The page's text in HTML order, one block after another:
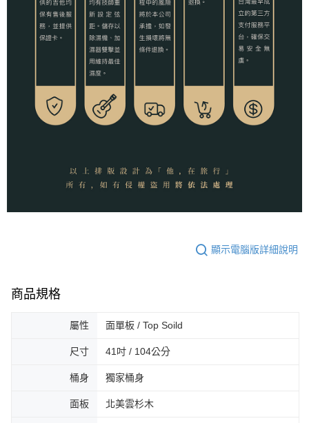
顯示電腦版詳細說明
商品規格
屬性 面單板 / Top Soild
尺寸 41吋 / 104公分
桶身 獨家桶身
面板 北美雲杉木